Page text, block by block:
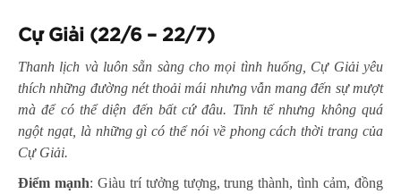
Cự Giải (22/6 – 22/7)
Thanh lịch và luôn sẵn sàng cho mọi tình huống, Cự Giải yêu
thích những đường nét thoải mái nhưng vẫn mang đến sự mượt
mà để có thể diện đến bất cứ đâu. Tinh tế nhưng không quá
ngột ngạt, là những gì có thể nói về phong cách thời trang của
Cự Giải.
Điểm mạnh: Giàu trí tưởng tượng, trung thành, tình cảm, đồng